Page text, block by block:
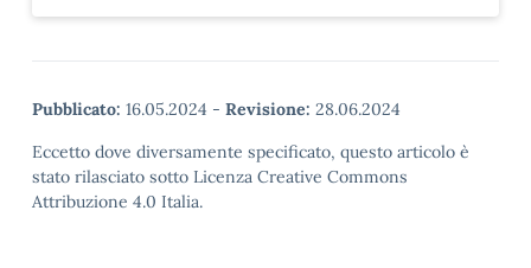
Pubblicato: 16.05.2024 - Revisione: 28.06.2024
Eccetto dove diversamente specificato, questo articolo è
stato rilasciato sotto Licenza Creative Commons
Attribuzione 4.0 Italia.